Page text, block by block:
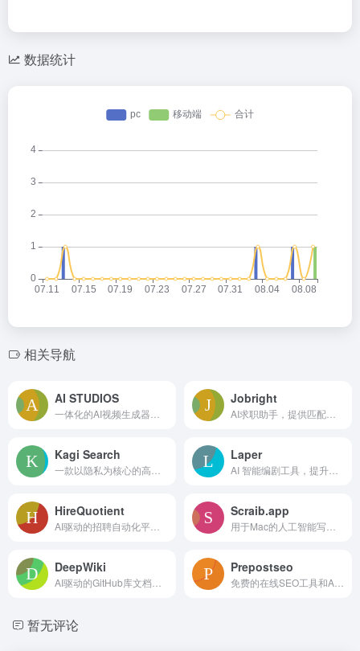
数据统计
相关导航
AI STUDIOS Jobright
Kagi Search Laper
HireQuotient Scraib.app
DeepWiki Prepostseo
暂无评论